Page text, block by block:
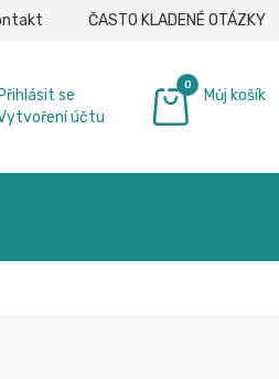
ČASTO KLADENÉ OTÁZKY
Přihlásit se
účtu
0
Můj košík